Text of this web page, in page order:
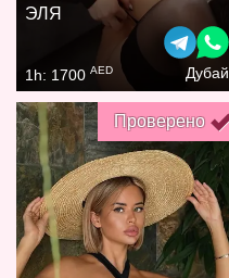
ЭЛЯ
1h: 1700 AED Дубай
Проверено